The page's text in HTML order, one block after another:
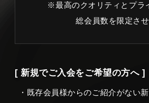
※最高のクオリティとプラ
総会員数を限定さ
[ 新規でご入会をご希望の方へ ]
・既存会員様からのご紹介がない